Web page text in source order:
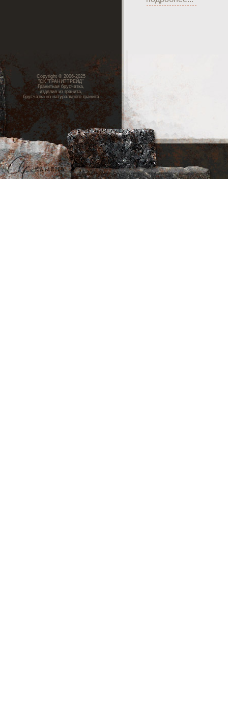
Copyright © 2006-2025
"СК "ГРАНИТТРЕЙД"
Гранитная брусчатка,
изделия из гранита,
брусчатка из натурального гранита